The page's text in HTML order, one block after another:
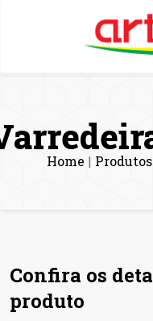
Home | Produtos
Confira os
produto